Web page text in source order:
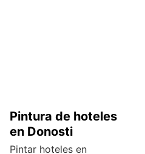
Pintura de hoteles
en Donosti
Pintar hoteles en